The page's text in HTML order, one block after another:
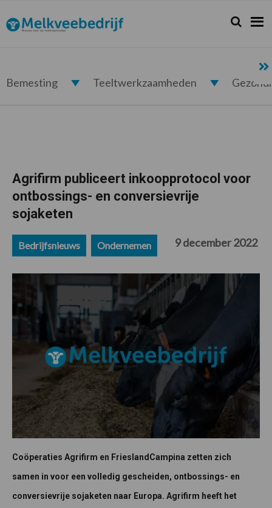
de
hoofdnavigatie
de
hoofd
de
eerste
de
voettekst
Melkveebedrijf.nl Zoeken...
Zoek
Bemesting Teeltwerkzaamheden
Agrifirm publiceert inkoopprotocol voor
ontbossings- en conversievrije
sojaketen
Bedrijfsnieuws Ondernemen 9 december 2022
Coöperaties Agrifirm en FrieslandCampina zetten zich
samen in voor een volledig gescheiden, ontbossings- en
conversievrije sojaketen naar Europa. Agrifirm heeft het